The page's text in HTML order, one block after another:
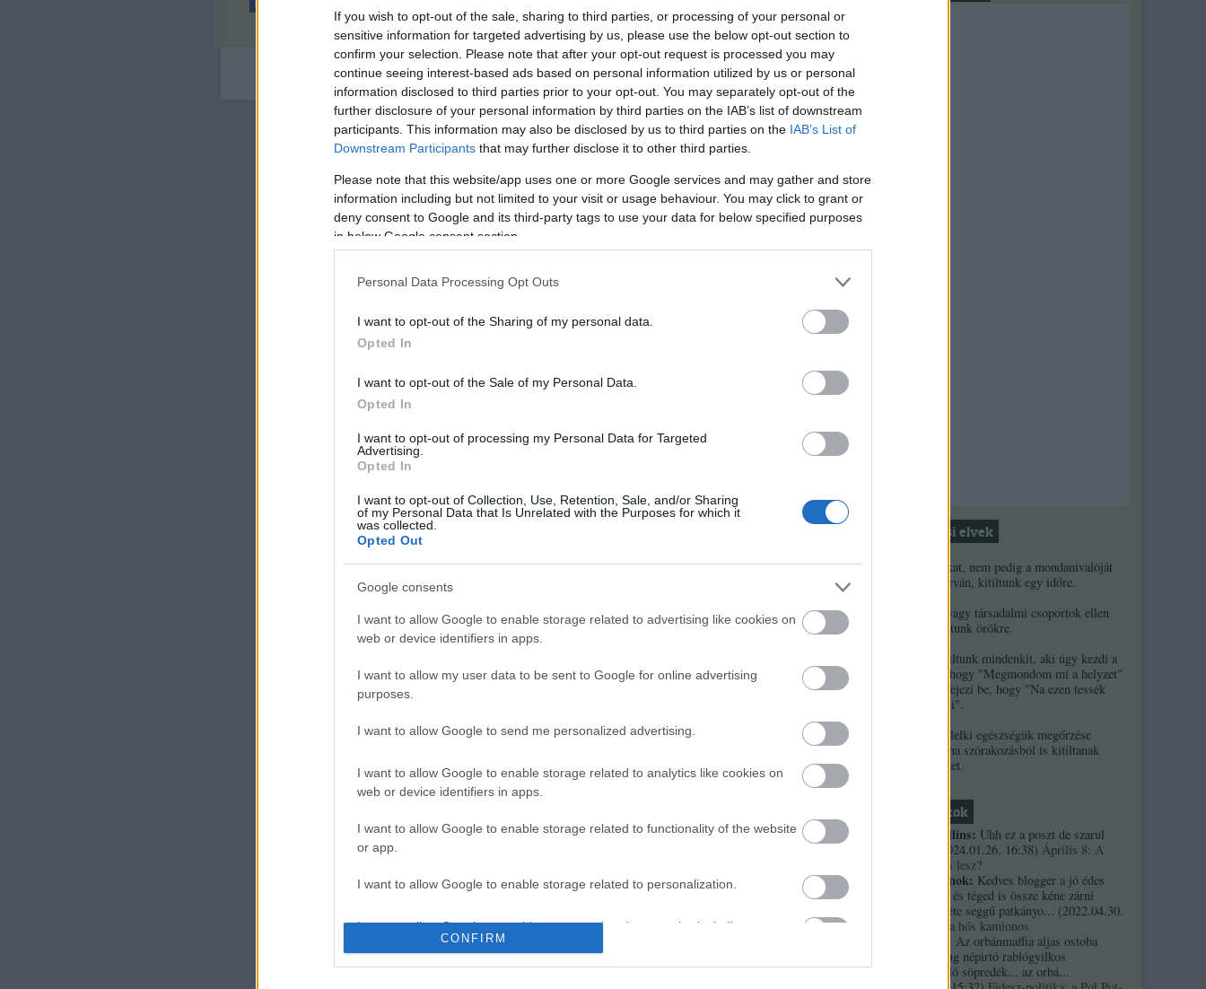
If you wish to opt-out of the sale, sharing to third parties, or processing of your personal or
sensitive information for targeted advertising by us, please use the below opt-out section to
confirm your selection. Please note that after your opt-out request is processed you may
continue seeing interest-based ads based on personal information utilized by us or personal
information disclosed to third parties prior to your opt-out. You may separately opt-out of the
further disclosure of your personal information by third parties on the IAB’s list of downstream
participants. This information may also be disclosed by us to third parties on the IAB’s List of
Downstream Participants that may further disclose it to other third parties.
Please note that this website/app uses one or more Google services and may gather and store
information including but not limited to your visit or usage behaviour. You may click to grant or
deny consent to Google and its third-party tags to use your data for below specified purposes
in below Google consent section.
Personal Data Processing Opt Outs
I want to opt-out of the Sharing of my personal data.
Opted In
I want to opt-out of the Sale of my Personal Data.
Opted In
I want to opt-out of processing my Personal Data for Targeted
Advertising.
Opted In
I want to opt-out of Collection, Use, Retention, Sale, and/or Sharing
of my Personal Data that Is Unrelated with the Purposes for which it
was collected.
Opted Out
Google consents
I want to allow Google to enable storage related to advertising like cookies on
web or device identifiers in apps.
I want to allow my user data to be sent to Google for online advertising
purposes.
I want to allow Google to send me personalized advertising.
I want to allow Google to enable storage related to analytics like cookies on
web or device identifiers in apps.
I want to allow Google to enable storage related to functionality of the website
or app.
I want to allow Google to enable storage related to personalization.
I want to allow Google to enable storage related to security, including
authentication functionality and fraud prevention, and other user protection.
CONFIRM
Moderálási elvek
1. Ha a másikat, nem pedig a mondanivalóját
minősíted durván, kitiltunk egy időre.
2. Ha népek vagy társadalmi csoportok ellen
uszítasz, kitiltunk örökre.
3. Örökre kitiltunk mindenkit, aki úgy kezdi a
kommentjét, hogy "Megmondom mi a helyzet"
és/vagy úgy fejezi be, hogy "Na ezen tessék
elgondolkodni".
4. A szerzők lelki egészségük megőrzése
érdekében néha szórakozásból is kitiltanak
kommentelőket.
Friss topikok
necrophil collins: Uhh ez a poszt de szarul
2024.01.26. 16:38) Április 8: A
többség kevés lesz?
Custertábornok: Kedves blogger a jó édes
kurvaanyádat és téged is össze kéne zárni
ezekkel a fekete seggű patkányo... (2022.04.30.
Árpi, a hős kamionos
kiskutyauto: Az orbánmaffia aljas ostoba
arrogáns hazug népirtó rablógyilkos
országromboló söpredék... az orbá...